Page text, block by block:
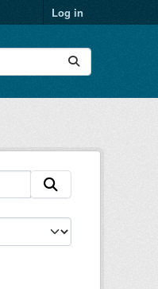
Log in